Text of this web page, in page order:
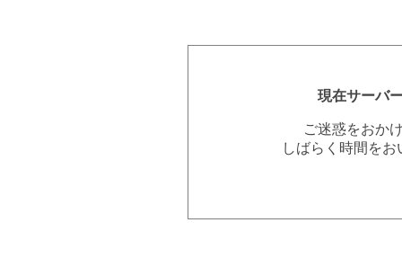
現在サーバ
ご迷惑をおか
しばらく時間を